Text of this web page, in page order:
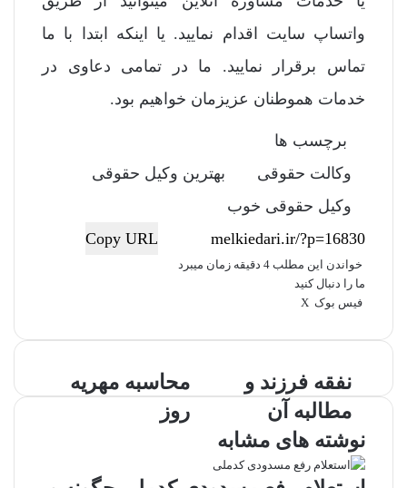
واتساپ سایت اقدام نمایید. یا اینکه ابتدا با ما
تماس برقرار نمایید. ما در تمامی دعاوی در
خدمات هموطنان عزیزمان خواهیم بود.
برچسب ها
وکالت حقوقی
بهترین وکیل حقوقی
وکیل حقوقی خوب
Copy URL
خواندن این مطلب 4 دقیقه زمان میبرد
ما را دنبال کنید
فیس بوک X
ن
د
ی
ن
ا
ل
ر
ی
ر
س
ت
د
ی
ت
K
n
t
a
k
e
ت
ک
گ
ر
پ
ح
ا
محاسبه مهریه
روز
ن
ف
ق
ه
ف
ر
نفقه فرزند و
مطالبه آن
نوشته های مشابه